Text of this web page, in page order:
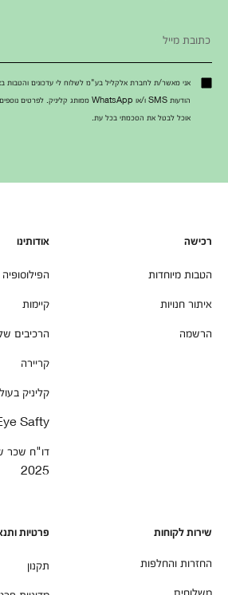
אני מאשר/ת לחברת אלקליל בע"מ לשלוח לי עדכונים והטבות
הודעות SMS ו/או WhatsApp ממותג קליניק. לפרטים נוספים ראה/י
אוכל לבטל את הסכמתי בכל עת.
רכישה
הטבות מיוחדות
איתור חנויות
הרשמה
אודותינו
קיימות
הרכיבים
קריירה
קליניק
Safty
דו"ח שכר
2025
שירות לקוחות
החזרות והחלפות
משלוחים
פרטיות
תקנון